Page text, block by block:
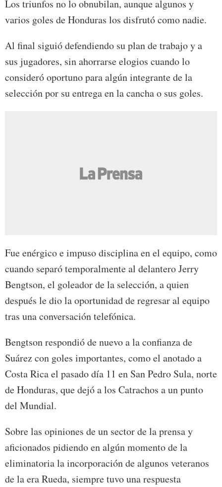
Los triunfos no lo obnubilan, aunque algunos y
varios goles de Honduras los disfrutó como nadie.
Al final siguió defendiendo su plan de trabajo y a
sus jugadores, sin ahorrarse elogios cuando lo
consideró oportuno para algún integrante de la
selección por su entrega en la cancha o sus goles.
Fue enérgico e impuso disciplina en el equipo, como
cuando separó temporalmente al delantero Jerry
Bengtson, el goleador de la selección, a quien
después le dio la oportunidad de regresar al equipo
tras una conversación telefónica.
Bengtson respondió de nuevo a la confianza de
Suárez con goles importantes, como el anotado a
Costa Rica el pasado día 11 en San Pedro Sula, norte
de Honduras, que dejó a los Catrachos a un punto
del Mundial.
Sobre las opiniones de un sector de la prensa y
aficionados pidiendo en algún momento de la
eliminatoria la incorporación de algunos veteranos
de la era Rueda, siempre tuvo una respuesta